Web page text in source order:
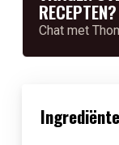
RECEPTEN?
Chat met